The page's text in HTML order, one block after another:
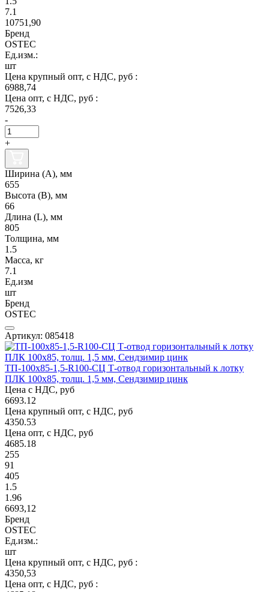
7.1
10751,90
Бренд
OSTEC
Ед.изм.:
шт
Цена крупный опт, с НДС, руб :
6988,74
Цена опт, с НДС, руб :
7526,33
-
+
Ширина (А), мм
655
Высота (В), мм
66
Длина (L), мм
805
Толщина, мм
1.5
Масса, кг
7.1
Ед.изм
шт
Бренд
OSTEC
Артикул: 085418
ТП-100х85-1,5-R100-СЦ Т-отвод горизонтальный к лотку
ПЛК 100х85, толщ. 1,5 мм, Сендзимир цинк
Цена с НДС, руб
6693.12
Цена крупный опт, с НДС, руб
4350.53
Цена опт, с НДС, руб
4685.18
255
91
405
1.5
1.96
6693,12
Бренд
OSTEC
Ед.изм.:
шт
Цена крупный опт, с НДС, руб :
4350,53
Цена опт, с НДС, руб :